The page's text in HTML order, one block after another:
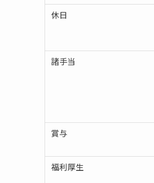
休日
諸手当
賞与
福利厚生